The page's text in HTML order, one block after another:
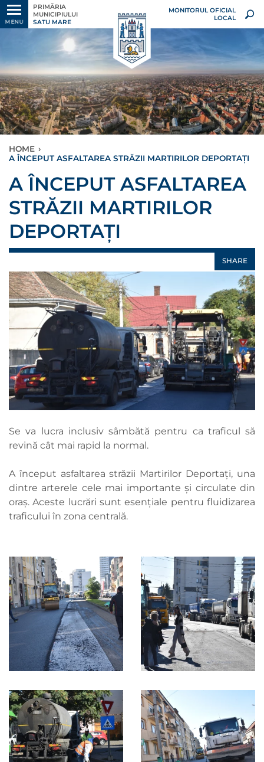
MENU
PRIMĂRIA
MUNICIPIULUI
SATU MARE
MONITORUL OFICIAL
LOCAL
HOME ›
A ÎNCEPUT ASFALTAREA STRĂZII MARTIRILOR DEPORTAȚI
A ÎNCEPUT ASFALTAREA
STRĂZII MARTIRILOR
DEPORTAȚI
SHARE
Se va lucra inclusiv sâmbătă pentru ca traficul să
revină cât mai rapid la normal.
A început asfaltarea străzii Martirilor Deportați, una
dintre arterele cele mai importante și circulate din
oraș. Aceste lucrări sunt esențiale pentru fluidizarea
traficului în zona centrală.